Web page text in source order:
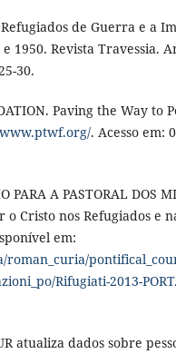
de Guerra e a
1950. Revista Travessia.
30.
Paving the Way to
. Acesso em:
PARA A PASTORAL DOS
Cristo nos Refugiados e
em:
roman_curia/
Rifugiati-2013-
atualiza dados sobre